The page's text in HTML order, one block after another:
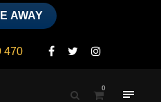
AWAY
470
0